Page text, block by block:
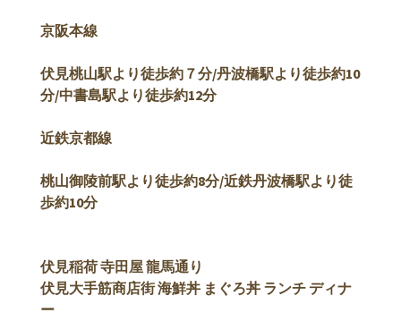
京阪本線
伏見桃山駅より徒歩約７分/丹波橋駅より徒歩約10
分/中書島駅より徒歩約12分
近鉄京都線
桃山御陵前駅より徒歩約8分/近鉄丹波橋駅より徒
歩約10分
伏見稲荷 寺田屋 龍馬通り
伏見大手筋商店街 海鮮丼 まぐろ丼 ランチ ディナ
ー